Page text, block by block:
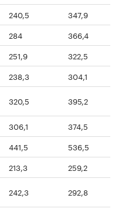
240,5
347,9
284
366,4
251,9
322,5
238,3
304,1
320,5 395,2
306,1
374,5
441,5
536,5
213,3
259,2
242,3 292,8